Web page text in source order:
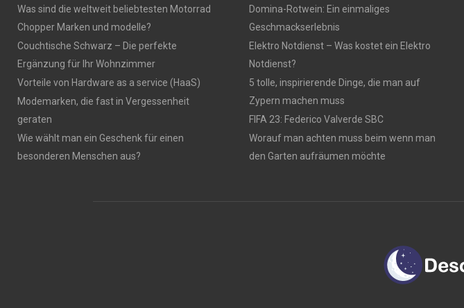
Was sind die weltweit beliebtesten Motorrad
Chopper Marken und modelle?
Couchtische Schwarz – Die perfekte
Ergänzung für Ihr Wohnzimmer
Vorteile von Hardware as a service (HaaS)
Modemarken, die fast in Vergessenheit
geraten
Wie wählt man ein Geschenk für einen
besonderen Menschen aus?
Domina-Rotwein: Ein einmaliges
Geschmackserlebnis
Elektro Notdienst – Was kostet ein Elektro
Notdienst?
5 tolle, inspirierende Dinge, die man auf
Zypern machen muss
FIFA 23: Federico Valverde SBC
Worauf man achten muss beim wenn man
den Garten aufräumen möchte